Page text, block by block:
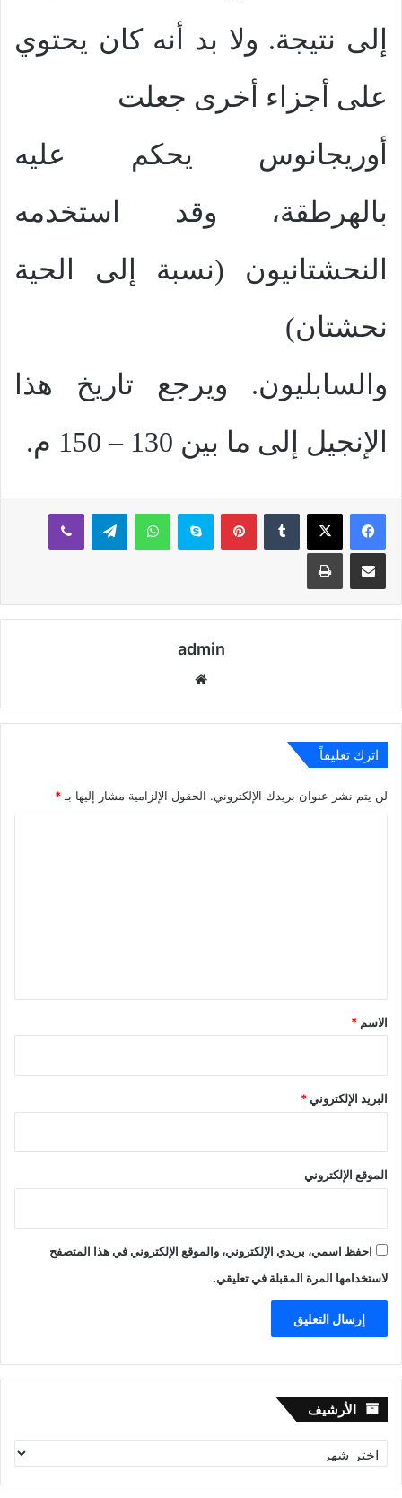
إلى نتيجة. ولا بد أنه كان يحتوي
على أجزاء أخرى جعلت
أوريجانوس يحكم عليه
بالهرطقة، وقد استخدمه
النحشتانيون (نسبة إلى الحية
نحشتان)
والسابليون. ويرجع تاريخ هذا
الإنجيل إلى ما بين 130 – 150 م.
بينتيريستسكايب واتساب تيلقرام ڤايبر
مشاركة عبر البريد طباعة
admin
اترك تعليقاً
لن يتم نشر عنوان بريدك الإلكتروني. الحقول الإلزامية مشار إليها بـ *
*
الاسم *
البريد الإلكتروني*
الموقع الإلكتروني
احفظ اسمي، بريدي الإلكتروني، والموقع الإلكتروني في هذا المتصفح
لاستخدامها المرة المقبلة في تعليقي.
الأرشيف الأرشيف